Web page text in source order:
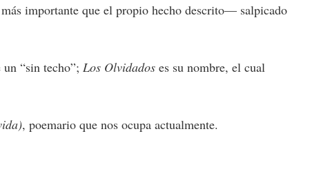
importante que el propio hecho descrito— salpicado
“sin techo”; Los Olvidados es su nombre, el cual
, poemario que nos ocupa actualmente.